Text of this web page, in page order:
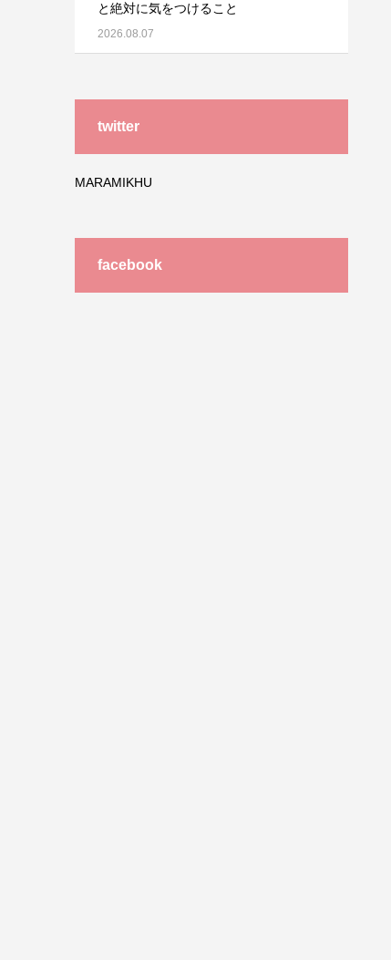
と絶対に気をつけること
2026.08.07
twitter
MARAMIKHU
facebook